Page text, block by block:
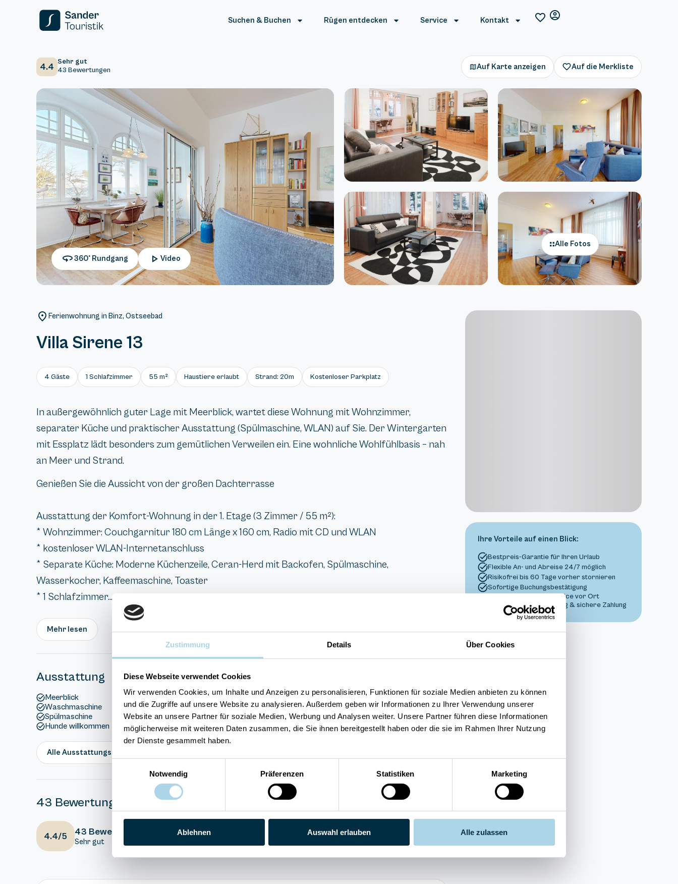
Zustimmung Details Über Cookies
Diese Webseite verwendet Cookies
Wir verwenden Cookies, um Inhalte und Anzeigen zu personalisieren, Funktionen für soziale Medien anbieten zu können
und die Zugriffe auf unsere Website zu analysieren. Außerdem geben wir Informationen zu Ihrer Verwendung unserer
Website an unsere Partner für soziale Medien, Werbung und Analysen weiter. Unsere Partner führen diese Informationen
möglicherweise mit weiteren Daten zusammen, die Sie ihnen bereitgestellt haben oder die sie im Rahmen Ihrer Nutzung
der Dienste gesammelt haben.
Einwilligungsauswahl
Notwendig
Präferenzen Statistiken Marketing
Ablehnen Auswahl erlauben Alle zulassen
Suchen & Buchen Rügen entdecken Service Kontakt
4.4 Sehr gut
43 Bewertungen
Auf Karte anzeigen Auf die Merkliste
360° Rundgang Video
Alle Fotos
Ferienwohnung in Binz, Ostseebad
Villa Sirene 13
4 Gäste 1 Schlafzimmer 55 m² Haustiere erlaubt Strand: 20m Kostenloser Parkplatz
In außergewöhnlich guter Lage mit Meerblick, wartet diese Wohnung mit Wohnzimmer,
separater Küche und praktischer Ausstattung (Spülmaschine, WLAN) auf Sie. Der Wintergarten
mit Essplatz lädt besonders zum gemütlichen Verweilen ein. Eine wohnliche Wohlfühlbasis – nah
an Meer und Strand.
Genießen Sie die Aussicht von der großen Dachterrasse
Ausstattung der Komfort-Wohnung in der 1. Etage (3 Zimmer / 55 m²):
* Wohnzimmer: Couchgarnitur 180 cm Länge x 160 cm, Radio mit CD und WLAN
* kostenloser WLAN-Internetanschluss
* Separate Küche: Moderne Küchenzeile, Ceran-Herd mit Backofen, Spülmaschine,
Wasserkocher, Kaffeemaschine, Toaster
* 1 Schlafzimmer...
Mehr lesen
Ausstattung
Meerblick
Sauna
Waschmaschine
Privatparkplatz
Spülmaschine
WLAN
Hunde willkommen
Alle Ausstattungsmerkmale anzeigen
43 Bewertungen
4.4/5 43 Bewertungen
Sehr gut 5 Gesamteindruck 5 Weiterempfehlung
Ihre Vorteile auf einen Blick:
Bestpreis-Garantie für Ihren Urlaub
Flexible An- und Abreise 24/7 möglich
Risikofrei bis 60 Tage vorher stornieren
Sofortige Buchungsbestätigung
Persönlicher Gästeservice vor Ort
Transparente Abwicklung & sichere Zahlung